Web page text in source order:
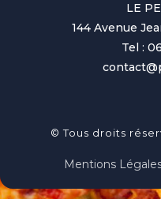
LE
144 Avenue
Tel :
© Tous droits
Mentions